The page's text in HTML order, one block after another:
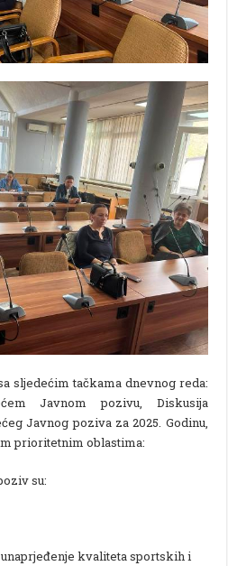
sljedećim tačkama dnevnog reda:
Javnom pozivu, Diskusija
Javnog poziva za 2025. Godinu,
prioritetnim oblastima:
su:
unaprjeđenje kvaliteta sportskih i